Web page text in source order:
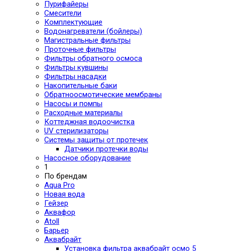
Пурифайеры
Смесители
Комплектующие
Водонагреватели (бойлеры)
Магистральные фильтры
Проточные фильтры
Фильтры обратного осмоса
Фильтры кувшины
Фильтры насадки
Накопительные баки
Обратноосмотические мембраны
Насосы и помпы
Расходные материалы
Коттеджная водоочистка
UV стерилизаторы
Системы защиты от протечек
Датчики протечки воды
Насосное оборудование
1
По брендам
Aqua Pro
Новая вода
Гейзер
Аквафор
Atoll
Барьер
Аквабрайт
Установка фильтра аквабрайт осмо 5